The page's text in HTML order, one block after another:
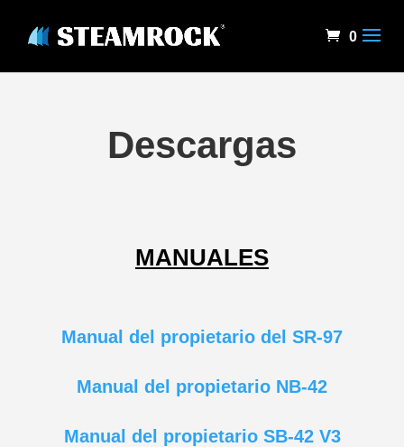
0
Descargas
MANUALES
Manual del propietario del SR-97
Manual del propietario NB-42
Manual del propietario SB-42 V3